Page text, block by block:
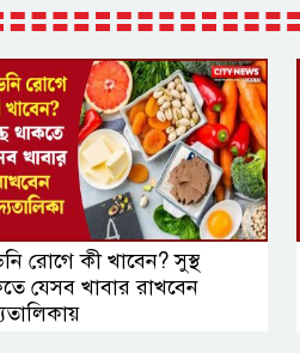
রোগে কী খাবেন? সুস্থ
যেসব খাবার রাখবেন